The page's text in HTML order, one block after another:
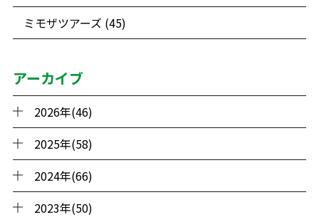
ミモザツアーズ (45)
アーカイブ
2026年(46)
2025年(58)
2024年(66)
2023年(50)